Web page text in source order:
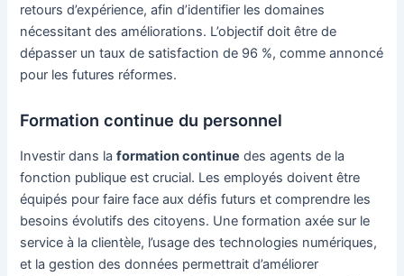
retours d’expérience, afin d’identifier les domaines
nécessitant des améliorations. L’objectif doit être de
dépasser un taux de satisfaction de 96 %, comme annoncé
pour les futures réformes.
Formation continue du personnel
Investir dans laformation continue des agents de la
fonction publique est crucial. Les employés doivent être
équipés pour faire face aux défis futurs et comprendre les
besoins évolutifs des citoyens. Une formation axée sur le
service à la clientèle, l’usage des technologies numériques,
et la gestion des données permettrait d’améliorer